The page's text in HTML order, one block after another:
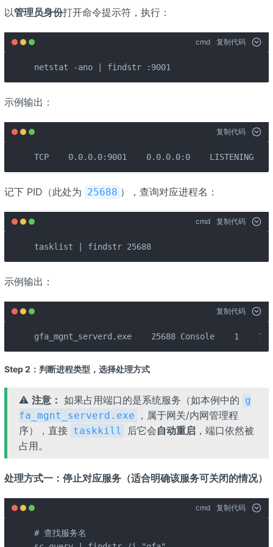
以管理员身份打开命令提示符，执行：
cmd 复制代码
netstat -ano | findstr :9001
示例输出：
复制代码
TCP    0.0.0.0:9001    0.0.0.0:0    LISTENING
记下 PID（此处为 25688 ），查询对应进程名：
cmd 复制代码
tasklist | findstr 25688
示例输出：
复制代码
gfa_mgnt_serverd.exe    25688 Console    1
Step 2：判断进程类型，选择处理方式
⚠️ 注意： 如果占用端口的是系统服务（如本例中的 g
fa_mgnt_serverd.exe
，属于网关/内网管理程
序），直接 taskkill 后它会自动重启 ，端口依然被
占用。
处理方式一：停止对应服务（适合明确该服务可关闭的情况）
cmd 复制代码
# 查找服务名